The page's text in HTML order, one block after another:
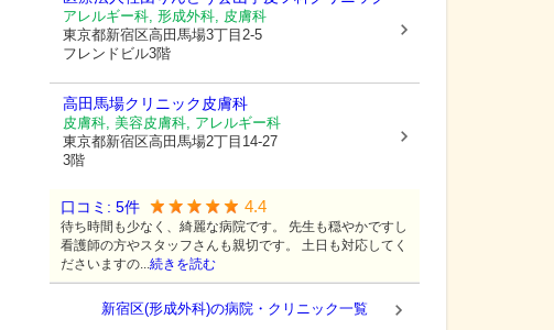
アレルギー科, 形成外科, 皮膚科
東京都新宿区高田馬場3丁目2-5
フレンドビル3階
高田馬場クリニック皮膚科
皮膚科, 美容皮膚科, アレルギー科
東京都新宿区高田馬場2丁目14-27
3階
口コミ: 5件 4.4
待ち時間も少なく、綺麗な病院です。 先生も穏やかですし
看護師の方やスタッフさんも親切です。 土日も対応してく
ださいますの...続きを読む
新宿区(形成外科)の病院・クリニック一覧